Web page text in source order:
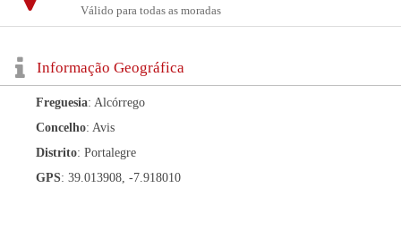
Válido para todas as moradas
Informação Geográfica
Freguesia: Alcórrego
Concelho: Avis
Distrito: Portalegre
GPS: 39.013908, -7.918010